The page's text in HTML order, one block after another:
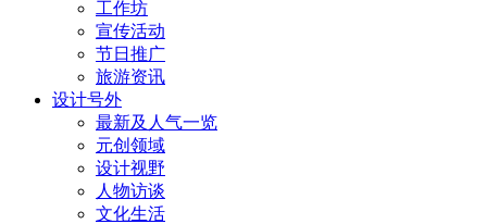
工作坊
宣传活动
节日推广
旅游资讯
设计号外
最新及人气一览
元创领域
设计视野
人物访谈
文化生活